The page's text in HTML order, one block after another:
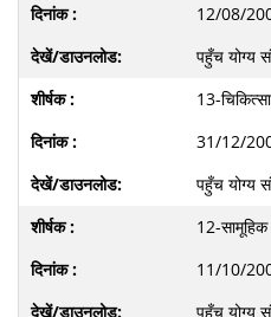
12/08/
पहुँच योग्य
13-चिकित्‍सा
31/12/
पहुँच योग्य
12-सामूहिक
11/10/
पहुँच योग्य